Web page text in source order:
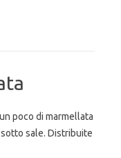
poco di marmellata
sale. Distribuite